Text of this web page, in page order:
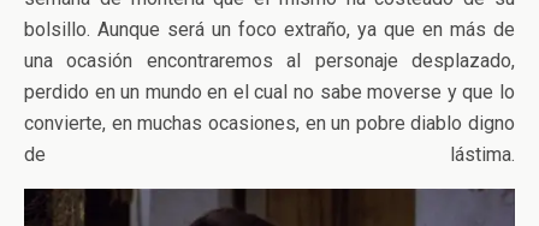
bolsillo. Aunque será un foco extraño, ya que en más de
una ocasión encontraremos al personaje desplazado,
perdido en un mundo en el cual no sabe moverse y que lo
convierte, en muchas ocasiones, en un pobre diablo digno
de lástima.